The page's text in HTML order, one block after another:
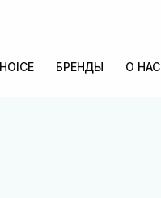
БРЕНДЫ О НАС